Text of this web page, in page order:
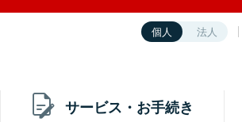
個人 法人
サービス・お手続き